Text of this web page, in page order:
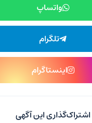
واتساپ
تلگرام
اینستاگرام
اشتراک‌گذاری این آگهی